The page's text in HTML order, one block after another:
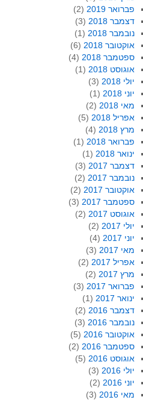
פברואר 2019
(2)
דצמבר 2018
(3)
נובמבר 2018
(1)
אוקטובר 2018
(6)
ספטמבר 2018
(4)
אוגוסט 2018
(1)
יולי 2018
(3)
יוני 2018
(1)
מאי 2018
(2)
אפריל 2018
(5)
מרץ 2018
(4)
פברואר 2018
(1)
ינואר 2018
(1)
דצמבר 2017
(3)
נובמבר 2017
(2)
אוקטובר 2017
(2)
ספטמבר 2017
(3)
אוגוסט 2017
(2)
יולי 2017
(2)
יוני 2017
(4)
מאי 2017
(3)
אפריל 2017
(2)
מרץ 2017
(2)
פברואר 2017
(3)
ינואר 2017
(1)
דצמבר 2016
(2)
נובמבר 2016
(3)
אוקטובר 2016
(5)
ספטמבר 2016
(2)
אוגוסט 2016
(5)
יולי 2016
(3)
יוני 2016
(2)
מאי 2016
(3)